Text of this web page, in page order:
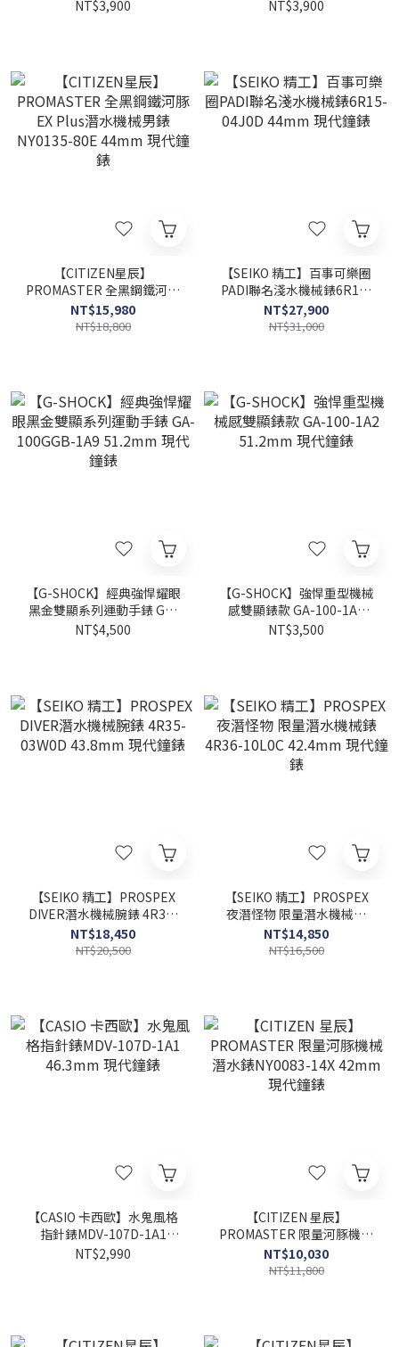
NT$3,900 NT$3,900
【CITIZEN星辰】
PROMASTER 全黑鋼鐵河豚
EX Plus潛水機械男錶
NY0135-80E 44mm 現代鐘
NT$15,980
NT$18,800
【SEIKO 精工】百事可樂圈
PADI聯名淺水機械錶6R15-
04J0D 44mm 現代鐘錶
NT$27,900
NT$31,000
【G-SHOCK】經典強悍耀眼
黑金雙顯系列運動手錶 GA-
100GGB-1A9 51.2mm 現代
NT$4,500
【G-SHOCK】強悍重型機械
感雙顯錶款 GA-100-1A2
51.2mm 現代鐘錶
NT$3,500
【SEIKO 精工】PROSPEX
DIVER潛水機械腕錶 4R35-
03W0D 43.8mm 現代鐘錶
NT$18,450
NT$20,500
【SEIKO 精工】PROSPEX
夜潛怪物 限量潛水機械錶
4R36-10L0C 42.4mm 現代
鐘錶
NT$14,850
NT$16,500
【CASIO 卡西歐】水鬼風格
指針錶MDV-107D-1A1
46.3mm 現代鐘錶
NT$2,990
【CITIZEN 星辰】
PROMASTER 限量河豚機械
潛水錶NY0083-14X 42mm
現代鐘錶
NT$10,030
NT$11,800